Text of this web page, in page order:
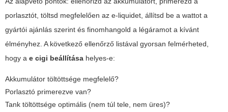
porlasztót, töltsd megfelelően az e-liquidet, állítsd be a wattot a
gyártói ajánlás szerint és finomhangold a légáramot a kívánt
élményhez. A következő ellenőrző listával gyorsan felmérheted,
hogy a e cigi beállítása helyes-e:
Akkumulátor töltöttsége megfelelő?
Porlasztó primerezve van?
Tank töltöttsége optimális (nem túl tele, nem üres)?